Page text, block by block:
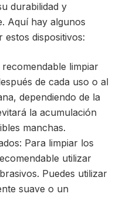
durabilidad y
Aquí hay algunos
dispositivos:
limpiar
de cada uso o al
dependiendo de la
la acumulación
manchas.
Para limpiar los
utilizar
Puedes utilizar
suave o un